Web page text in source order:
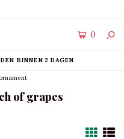
0
BINNEN 2 DAGEN
of grapes